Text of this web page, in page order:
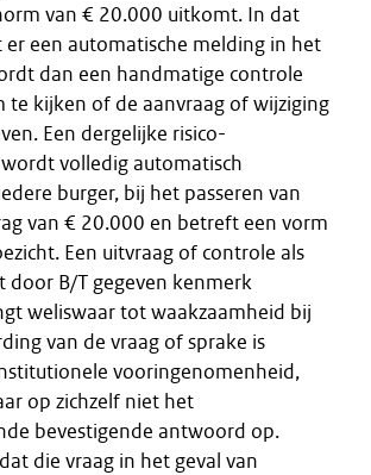
van € 20.000 uitkomt. In dat
er een automatische melding in het
dan een handmatige controle
te kijken of de aanvraag of wijziging
Een dergelijke risico-
volledig automatisch
burger, bij het passeren van
van € 20.000 en betreft een vorm
Een uitvraag of controle als
door B/T gegeven kenmerk
weliswaar tot waakzaamheid bij
van de vraag of sprake is
vooringenomenheid,
op zichzelf niet het
bevestigende antwoord op.
die vraag in het geval van